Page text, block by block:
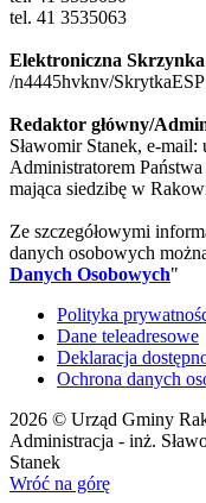
tel. 41 3535063
Elektroniczna
/n4445hvknv/SkrytkaESP
Redaktor główny/
Sławomir Stanek, e-
Administratorem
mająca siedzibę w
Ze szczegółowymi
danych osobowych
Danych Osobowych"
Polityka
Dane teleadresowe
Deklaracja
Ochrona danych
2026 © Urząd Gminy
Administracja - inż.
Stanek
Wróć na górę